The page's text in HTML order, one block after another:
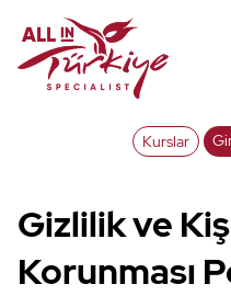
Kurslar
Gizlilik ve
Korunması